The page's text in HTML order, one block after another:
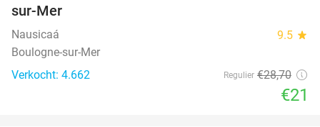
sur-Mer
Nausicaá 9.5 star
Boulogne-sur-Mer
Verkocht: 4.662
Regulier €28,70
€21